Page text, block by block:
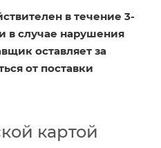
в течение 3-
в случае нарушения
оставляет за
от поставки
картой